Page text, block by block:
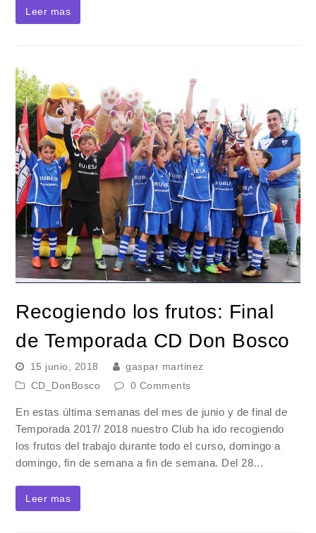
Leer mas
Recogiendo los frutos: Final
de Temporada CD Don Bosco
15 junio, 2018
gaspar martinez
CD_DonBosco
0 Comments
En estas última semanas del mes de junio y de final de
Temporada 2017/ 2018 nuestro Club ha ido recogiendo
los frutos del trabajo durante todo el curso, domingo a
domingo, fin de semana a fin de semana. Del 28…
Leer mas